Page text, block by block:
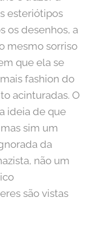
esteriótipos
os desenhos, a
mesmo sorriso
que ela se
fashion do
acinturadas. O
ideia de que
sim um
da
não um
são vistas